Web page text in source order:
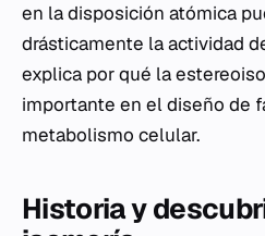
en la disposición atómica
drásticamente la actividad
explica por qué la
importante en el diseño de
metabolismo celular.
Historia y